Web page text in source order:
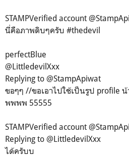
STAMP‏Verified account
นี่คือภาพดิบๆครับ #thedevil
@LittledevilXxx
Replying to @StampApiwat
ขอๆๆ //ขอเอาไปใช้เป็นรูป profile
พพพพ 55555
STAMP‏Verified account
Replying to @LittledevilXxx
ได้ครับบ